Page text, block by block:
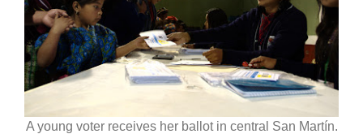
A young voter receives her ballot in central San Martín.